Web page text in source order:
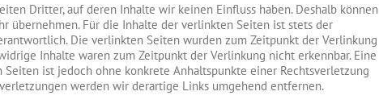
Dritter, auf deren Inhalte wir keinen Einfluss haben. Deshalb können
übernehmen. Für die Inhalte der verlinkten Seiten ist stets der
Die verlinkten Seiten wurden zum Zeitpunkt der Verlinkung
Inhalte waren zum Zeitpunkt der Verlinkung nicht erkennbar. Eine
ist jedoch ohne konkrete Anhaltspunkte einer Rechtsverletzung
werden wir derartige Links umgehend entfernen.